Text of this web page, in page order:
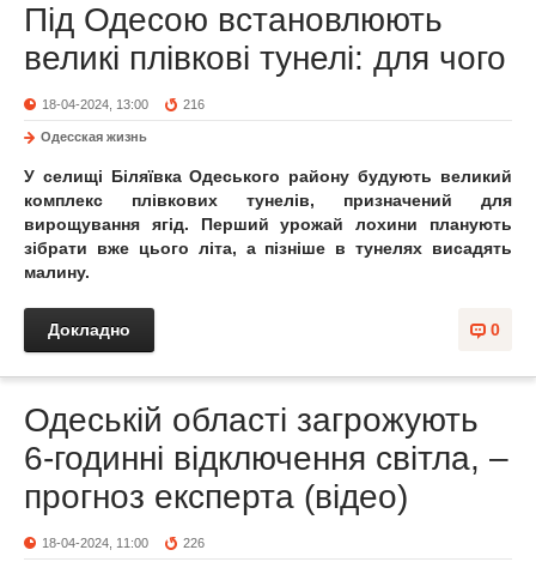
Під Одесою встановлюють
великі плівкові тунелі: для чого
18-04-2024, 13:00 216
Одесская жизнь
У селищі Біляївка Одеського району будують великий
комплекс плівкових тунелів, призначений для
вирощування ягід. Перший урожай лохини планують
зібрати вже цього літа, а пізніше в тунелях висадять
малину.
0
Докладно
Одеській області загрожують
6-годинні відключення світла, –
прогноз експерта (відео)
18-04-2024, 11:00 226